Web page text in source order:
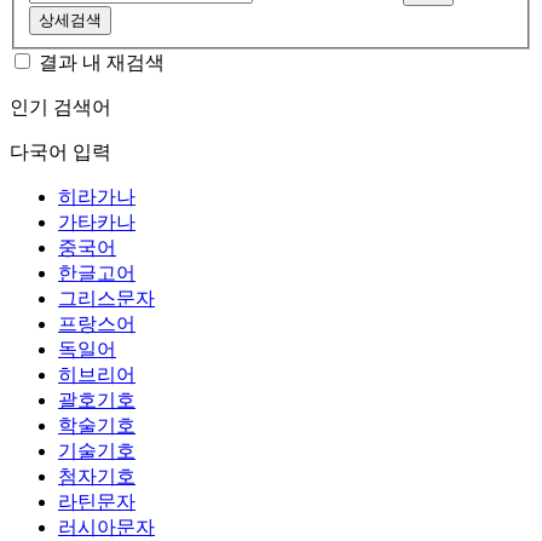
상세검색
결과 내 재검색
인기 검색어
다국어 입력
히라가나
가타카나
중국어
한글고어
그리스문자
프랑스어
독일어
히브리어
괄호기호
학술기호
기술기호
첨자기호
라틴문자
러시아문자